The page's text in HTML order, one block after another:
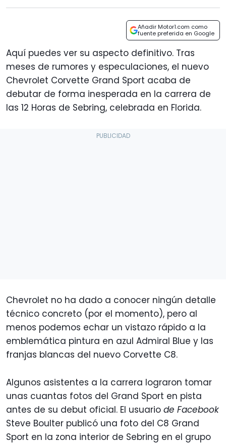
Añadir Motor1.com como
fuente preferida en Google
Aquí puedes ver su aspecto definitivo. Tras
meses de rumores y especulaciones, el nuevo
Chevrolet Corvette Grand Sport acaba de
debutar de forma inesperada en la carrera de
las 12 Horas de Sebring, celebrada en Florida.
Chevrolet no ha dado a conocer ningún detalle
técnico concreto (por el momento), pero al
menos podemos echar un vistazo rápido a la
emblemática pintura en azul Admiral Blue y las
franjas blancas del nuevo Corvette C8.
Algunos asistentes a la carrera lograron tomar
unas cuantas fotos del Grand Sport en pista
antes de su debut oficial. El usuario de Facebook
Steve Boulter publicó una foto del C8 Grand
Sport en la zona interior de Sebring en el grupo